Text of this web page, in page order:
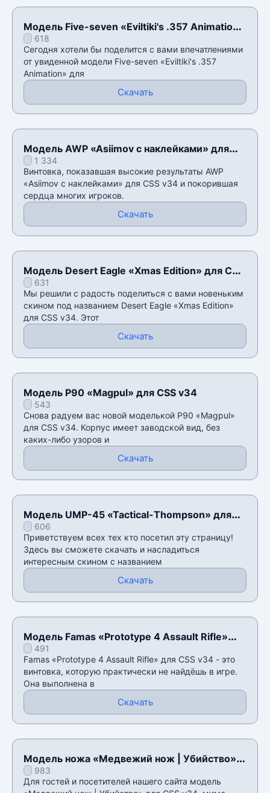
Модель Five-seven «Eviltiki's .357 Animation»
для CSS v34
618
Сегодня хотели бы поделится с вами впечатлениями
от увиденной модели Five-seven «Eviltiki's .357
Animation» для
Скачать
Модель AWP «Asiimov с наклейками» для
CSS v34
1 334
Винтовка, показавшая высокие результаты AWP
«Asiimov с наклейками» для CSS v34 и покорившая
сердца многих игроков.
Скачать
Модель Desert Eagle «Xmas Edition» для CSS
v34631
Мы решили с радость поделиться с вами новеньким
скином под названием Desert Eagle «Xmas Edition»
для CSS v34. Этот
Скачать
Модель P90 «Magpul» для CSS v34
543
Снова радуем вас новой моделькой P90 «Magpul»
для CSS v34. Корпус имеет заводской вид, без
каких-либо узоров и
Скачать
Модель UMP-45 «Tactical-Thompson» для
CSS v34
606
Приветствуем всех тех кто посетил эту страницу!
Здесь вы сможете скачать и насладиться
интересным скином с названием
Скачать
Модель Famas «Prototype 4 Assault Rifle»
для CSS v34
491
Famas «Prototype 4 Assault Rifle» для CSS v34 - это
винтовка, которую практически не найдëшь в игре.
Она выполнена в
Скачать
Модель ножа «Медвежий нож | Убийство»
для CSS v34
983
Для гостей и посетителей нашего сайта модель